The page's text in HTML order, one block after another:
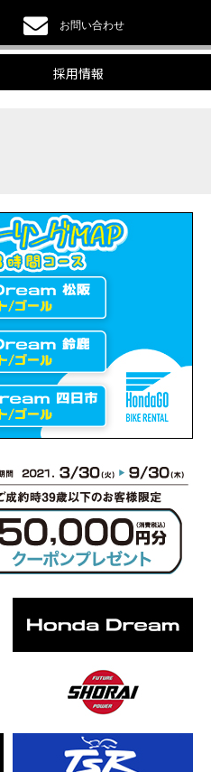
お問い合わせ
採用情報
】
CB1000F